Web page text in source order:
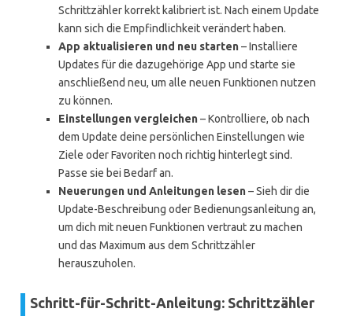
Schrittzähler korrekt kalibriert ist. Nach einem Update
kann sich die Empfindlichkeit verändert haben.
App aktualisieren und neu starten– Installiere
Updates für die dazugehörige App und starte sie
anschließend neu, um alle neuen Funktionen nutzen
zu können.
Einstellungen vergleichen– Kontrolliere, ob nach
dem Update deine persönlichen Einstellungen wie
Ziele oder Favoriten noch richtig hinterlegt sind.
Passe sie bei Bedarf an.
Neuerungen und Anleitungen lesen– Sieh dir die
Update-Beschreibung oder Bedienungsanleitung an,
um dich mit neuen Funktionen vertraut zu machen
und das Maximum aus dem Schrittzähler
herauszuholen.
Schritt-für-Schritt-Anleitung: Schrittzähler